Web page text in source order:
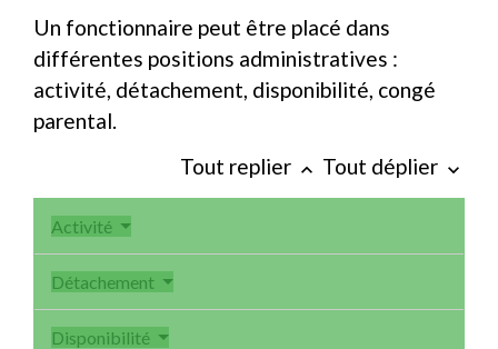
Un fonctionnaire peut être placé dans
différentes positions administratives :
activité, détachement, disponibilité, congé
parental.
Tout replier keyboard_arrow_up Tout déplier keyboard_arrow_down
Activité
Détachement
Disponibilité